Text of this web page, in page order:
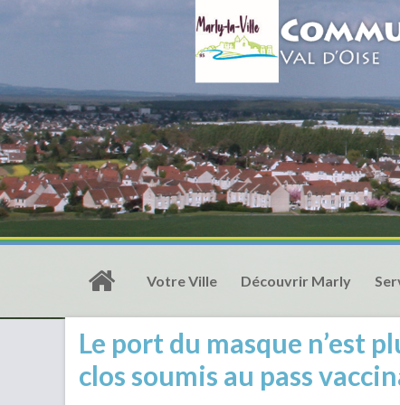
Votre Ville Découvrir Marly
Le port du masque n’est
clos soumis au pass